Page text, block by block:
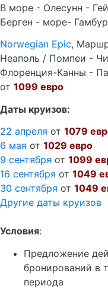
В море - Олесунн -
Берген - море-
Norwegian Epic,
Неаполь / Помпеи -
Флоренция-Канны -
от 1099 евро
Даты круизов:
22 апреля от 1079
6 мая от 1029 евро
9 сентября от 1099
16 сентября от 1049
30 сентября от 1049
Другие даты круизов
Условия:
Предложение
бронирований в
периода